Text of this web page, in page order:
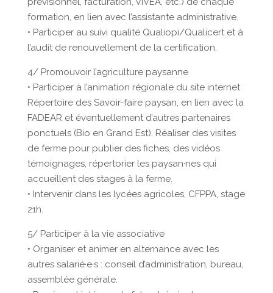
formation, en lien avec l’assistante administrative.
• Participer au suivi qualité Qualiopi/Qualicert et à
l’audit de renouvellement de la certification.
4/ Promouvoir l’agriculture paysanne
• Participer à l’animation régionale du site internet
Répertoire des Savoir-faire paysan, en lien avec la
FADEAR et éventuellement d’autres partenaires
ponctuels (Bio en Grand Est). Réaliser des visites
de ferme pour publier des fiches, des vidéos
témoignages, répertorier les paysan·nes qui
accueillent des stages à la ferme.
• Intervenir dans les lycées agricoles, CFPPA, stage
21h.
5/ Participer à la vie associative
• Organiser et animer en alternance avec les
autres salarié·e·s : conseil d’administration, bureau,
assemblée générale.